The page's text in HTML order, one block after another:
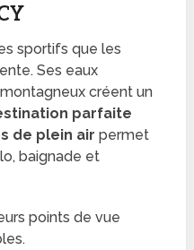
sportifs que les
Ses eaux
créent un
parfaite
de plein air permet
baignade et
points de vue